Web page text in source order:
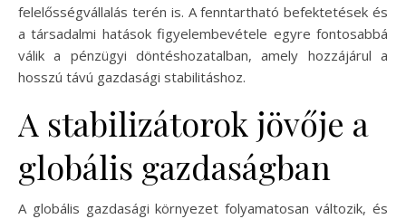
felelősségvállalás terén is. A fenntartható befektetések és
a társadalmi hatások figyelembevétele egyre fontosabbá
válik a pénzügyi döntéshozatalban, amely hozzájárul a
hosszú távú gazdasági stabilitáshoz.
A stabilizátorok jövője a
globális gazdaságban
A globális gazdasági környezet folyamatosan változik, és